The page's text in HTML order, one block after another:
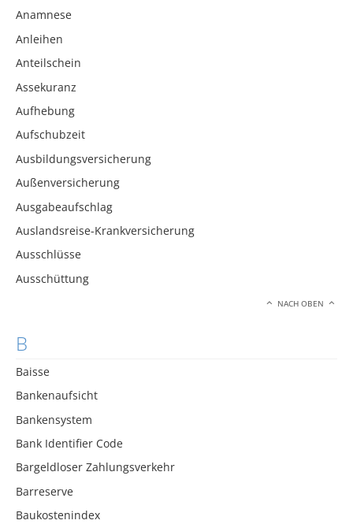
Anamnese
Anleihen
Anteilschein
Assekuranz
Aufhebung
Aufschubzeit
Ausbildungsversicherung
Außenversicherung
Ausgabeaufschlag
Auslandsreise-Krankversicherung
Ausschlüsse
Ausschüttung
NACH OBEN
B
Baisse
Bankenaufsicht
Bankensystem
Bank Identifier Code
Bargeldloser Zahlungsverkehr
Barreserve
Baukostenindex